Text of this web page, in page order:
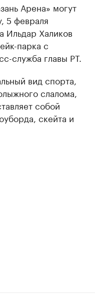
Арена» могут
5 февраля
Ильдар Халиков
парка с
служба главы РТ.
вид спорта,
слалома,
собой
скейта и